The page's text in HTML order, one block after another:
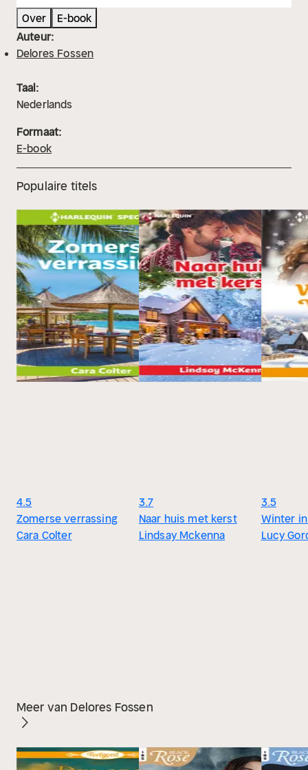
Over
E-book
Auteur:
Delores Fossen
Taal:
Nederlands
Formaat:
E-book
Populaire titels
4.5
Zomerse verrassing
Cara Colter
3.7
Naar huis met kerst
Lindsay Mckenna
3.5
Winter
Lucy
Meer van Delores Fossen